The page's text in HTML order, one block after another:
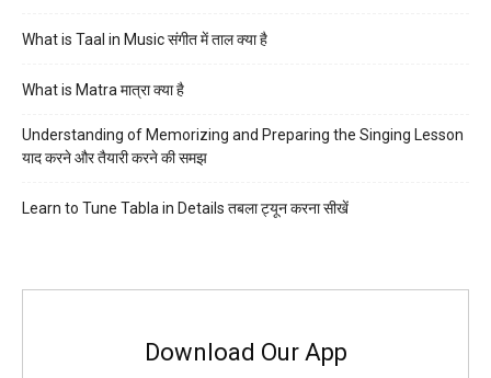
What is Taal in Music संगीत में ताल क्या है
What is Matra मात्रा क्या है
Understanding of Memorizing and Preparing the Singing Lesson
याद करने और तैयारी करने की समझ
Learn to Tune Tabla in Details तबला ट्यून करना सीखें
Download Our App